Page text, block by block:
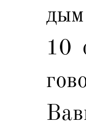
10